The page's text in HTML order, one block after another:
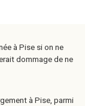
à Pise si on ne
dommage de ne
à Pise, parmi